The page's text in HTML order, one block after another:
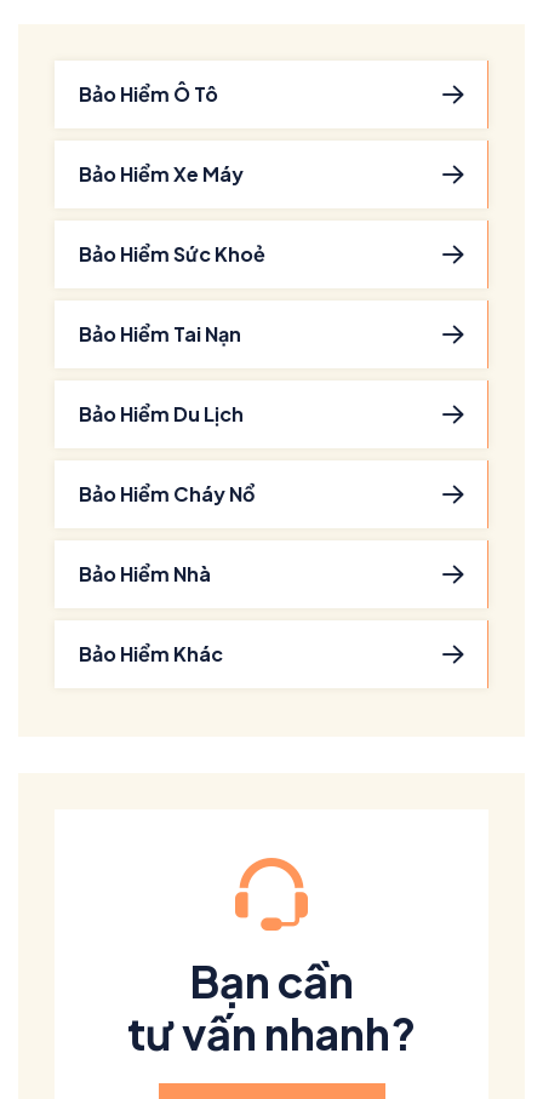
Bảo Hiểm Ô Tô
Bảo Hiểm Xe Máy
Bảo Hiểm Sức Khoẻ
Bảo Hiểm Tai Nạn
Bảo Hiểm Du Lịch
Bảo Hiểm Cháy Nổ
Bảo Hiểm Nhà
Bảo Hiểm Khác
Bạn cần
tư vấn nhanh?